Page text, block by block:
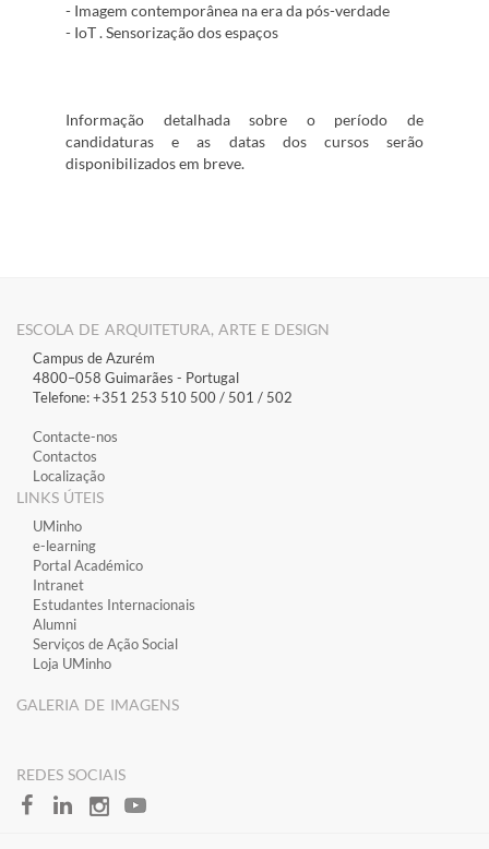
- Imagem contemporânea na era da pós-verdade
- IoT . Sensorização dos espaços
Informação detalhada sobre o período de
candidaturas e as datas dos cursos serão
disponibilizados em breve.
ESCOLA DE ARQUITETURA, ARTE E DESIGN
Campus de Azurém
4800–058 Guimarães​ - Portugal
Telefone: +351 253 510 500 / 501 / 502
Contacte-nos
Contactos
Localização
LINKS ÚTEIS
​UMinho
​e-learning
​Portal Académico
​Intranet
Estudantes Inter​​nacionais
Alumni
Serviços de Ação Social
Loja UMinho
GALERIA DE IMAGENS
​REDES SOCIAIS